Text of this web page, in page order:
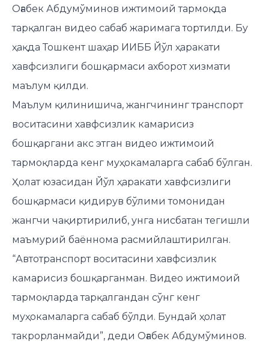
Оғабек Абдумўминов ижтимоий тармоқда
тарқалган видео сабаб жаримага тортилди. Бу
ҳақда Тошкент шаҳар ИИББ Йўл ҳаракати
хавфсизлиги бошқармаси ахборот хизмати
маълум қилди.
Маълум қилинишича, жангчининг транспорт
воситасини хавфсизлик камарисиз
бошқаргани акс этган видео ижтимоий
тармоқларда кенг муҳокамаларга сабаб бўлган.
Ҳолат юзасидан Йўл ҳаракати хавфсизлиги
бошқармаси қидирув бўлими томонидан
жангчи чақиртирилиб, унга нисбатан тегишли
маъмурий баённома расмийлаштирилган.
“Автотранспорт воситасини хавфсизлик
камарисиз бошқарганман. Видео ижтимоий
тармоқларда тарқалгандан сўнг кенг
муҳокамаларга сабаб бўлди. Бундай ҳолат
такрорланмайди”, деди Оғабек Абдумўминов.